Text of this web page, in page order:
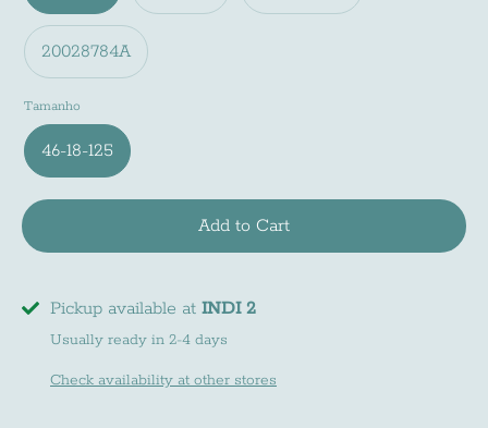
20028784A
Tamanho
46-18-125
Add to Cart
Pickup available at INDI 2
Usually ready in 2-4 days
Check availability at other stores
Subscreve a nossa newsletter e fica a par de
Subscribe